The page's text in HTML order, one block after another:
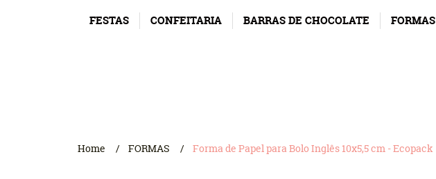
FESTAS CONFEITARIA BARRAS DE CHOCOLATE FORMAS
Home FORMAS Forma de Papel para Bolo Inglês 10x5,5 cm - Ecopack